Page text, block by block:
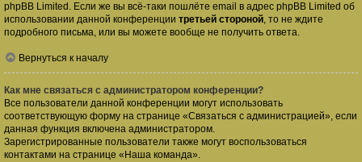
phpBB Limited. Если же вы всё-таки пошлёте email в адрес phpBB Limited об
использовании данной конференции третьей стороной, то не ждите
подробного письма, или вы можете вообще не получить ответа.
Вернуться к началу
Как мне связаться с администратором конференции?
Все пользователи данной конференции могут использовать
соответствующую форму на странице «Связаться с администрацией», если
данная функция включена администратором.
Зарегистрированные пользователи также могут воспользоваться
контактами на странице «Наша команда».